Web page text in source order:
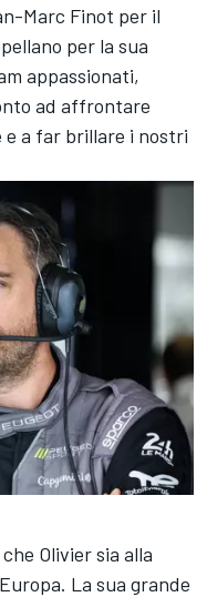
Marc Finot per il
per la sua
appassionati,
ad affrontare
a far brillare i nostri
Olivier sia alla
La sua grande